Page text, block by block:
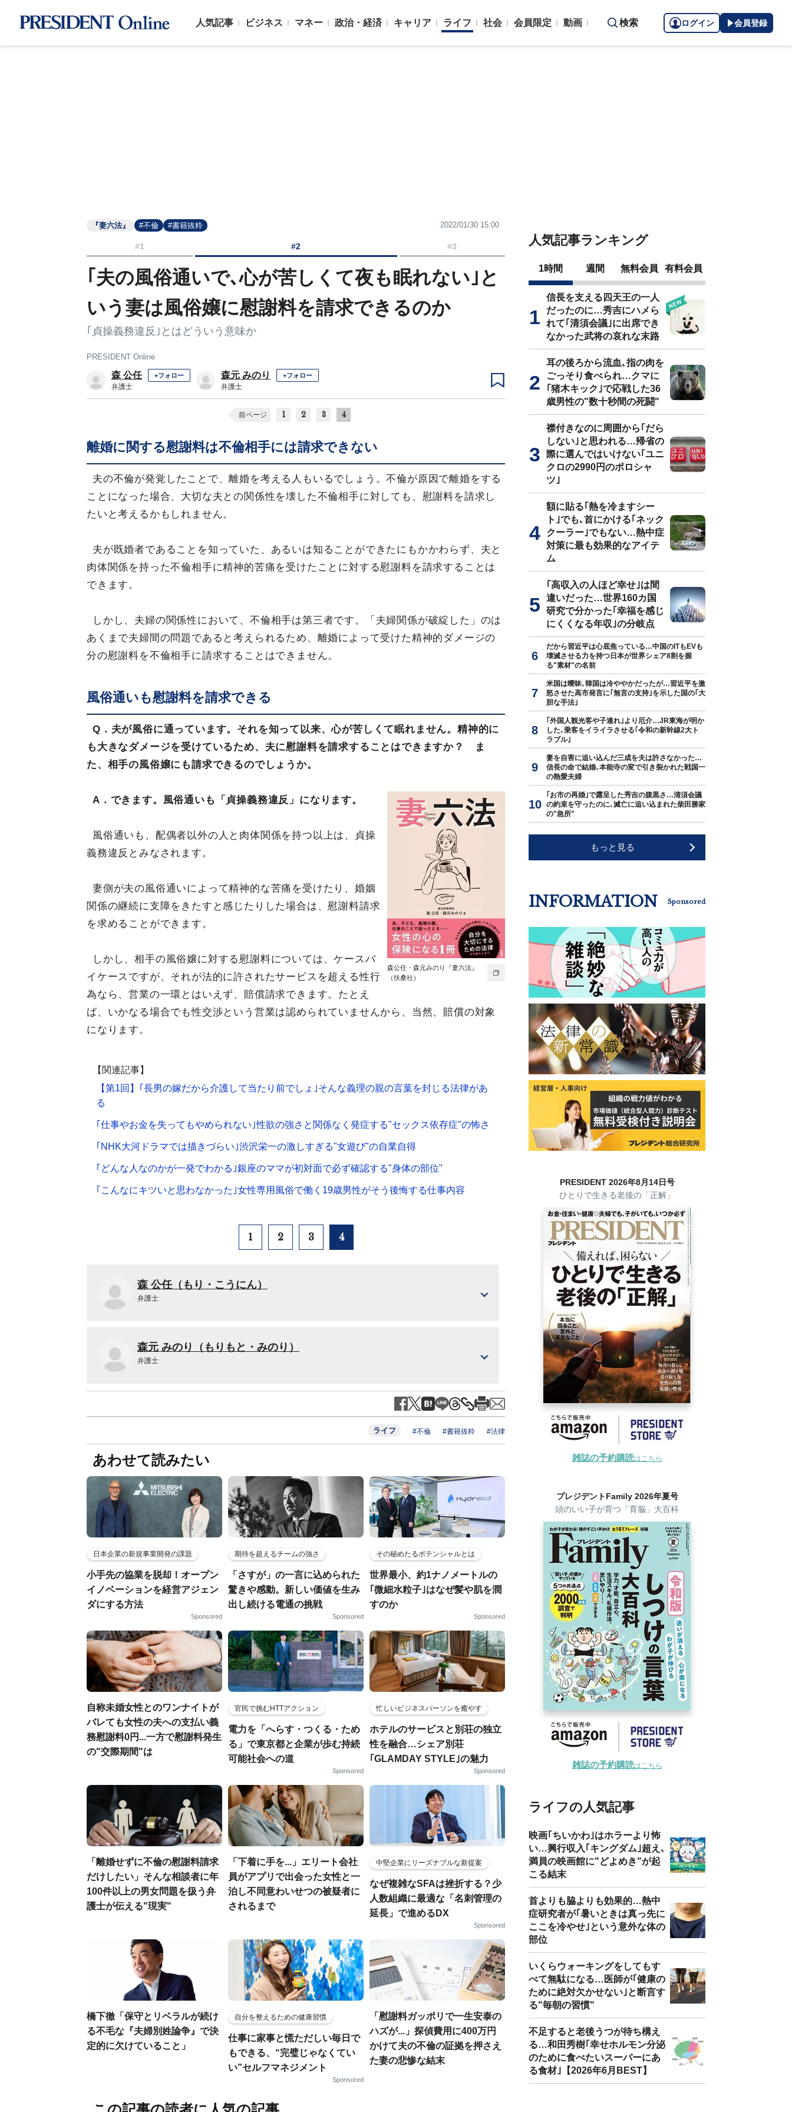
人気記事 ビジネス マネー 政治・経済 キャリア ライフ 社会 会員限定 動画 検索 ログイン 会員登録
『妻六法』 #不倫 #書籍抜粋 2022/01/30 15:00
#1 #2 #3
｢夫の風俗通いで､心が苦しくて夜も眠れない｣と
いう妻は風俗嬢に慰謝料を請求できるのか
｢貞操義務違反｣とはどういう意味か
PRESIDENT Online
森 公任 +フォロー
弁護士
森元 みのり +フォロー
弁護士
前ページ 1 2 3 4
離婚に関する慰謝料は不倫相手には請求できない
夫の不倫が発覚したことで、離婚を考える人もいるでしょう。不倫が原因で離婚をする
ことになった場合、大切な夫との関係性を壊した不倫相手に対しても、慰謝料を請求し
たいと考えるかもしれません。
夫が既婚者であることを知っていた、あるいは知ることができたにもかかわらず、夫と
肉体関係を持った不倫相手に精神的苦痛を受けたことに対する慰謝料を請求することは
できます。
しかし、夫婦の関係性において、不倫相手は第三者です。「夫婦関係が破綻した」のは
あくまで夫婦間の問題であると考えられるため、離婚によって受けた精神的ダメージの
分の慰謝料を不倫相手に請求することはできません。
風俗通いも慰謝料を請求できる
Q．夫が風俗に通っています。それを知って以来、心が苦しくて眠れません。精神的に
も大きなダメージを受けているため、夫に慰謝料を請求することはできますか？ ま
た、相手の風俗嬢にも請求できるのでしょうか。
森公任・森元みのり『妻六法』
（扶桑社）
A．できます。風俗通いも「貞操義務違反」になります。
風俗通いも、配偶者以外の人と肉体関係を持つ以上は、貞操
義務違反とみなされます。
妻側が夫の風俗通いによって精神的な苦痛を受けたり、婚姻
関係の継続に支障をきたすと感じたりした場合は、慰謝料請求
を求めることができます。
しかし、相手の風俗嬢に対する慰謝料については、ケースバ
イケースですが、それが法的に許されたサービスを超える性行
為なら、営業の一環とはいえず、賠償請求できます。たとえ
ば、いかなる場合でも性交渉という営業は認められていませんから、当然、賠償の対象
になります。
【関連記事】
【第1回】｢長男の嫁だから介護して当たり前でしょ｣そんな義理の親の言葉を封じる法律があ
る
｢仕事やお金を失ってもやめられない｣性欲の強さと関係なく発症する"セックス依存症"の怖さ
｢NHK大河ドラマでは描きづらい｣渋沢栄一の激しすぎる"女遊び"の自業自得
｢どんな人なのかが一発でわかる｣銀座のママが初対面で必ず確認する"身体の部位"
｢こんなにキツいと思わなかった｣女性専用風俗で働く19歳男性がそう後悔する仕事内容
1 2 3 4
森 公任（もり・こうにん）
弁護士
森元 みのり（もりもと・みのり）
弁護士
ライフ #不倫 #書籍抜粋 #法律
あわせて読みたい
日本企業の新規事業開発の課題
小手先の協業を脱却！オープン
イノベーションを経営アジェン
ダにする方法
Sponsored
期待を超えるチームの強さ
「さすが」の一言に込められた
驚きや感動。新しい価値を生み
出し続ける電通の挑戦
Sponsored
その秘めたるポテンシャルとは
世界最小、約1ナノメートルの
｢微細水粒子｣はなぜ髪や肌を潤
すのか
Sponsored
自称未婚女性とのワンナイトが
バレても女性の夫への支払い義
務慰謝料0円...一方で慰謝料発生
の"交際期間"は
官民で挑むHTTアクション
電力を「へらす・つくる・ため
る」で東京都と企業が歩む持続
可能社会への道
Sponsored
忙しいビジネスパーソンを癒やす
ホテルのサービスと別荘の独立
性を融合…シェア別荘
｢GLAMDAY STYLE｣の魅力
Sponsored
「離婚せずに不倫の慰謝料請求
だけしたい」そんな相談者に年
100件以上の男女問題を扱う弁
護士が伝える"現実"
「下着に手を...」エリート会社
員がアプリで出会った女性と一
泊し不同意わいせつの被疑者に
されるまで
中堅企業にリーズナブルな新提案
なぜ複雑なSFAは挫折する？少
人数組織に最適な「名刺管理の
延長」で進めるDX
Sponsored
橋下徹「保守とリベラルが続け
る不毛な『夫婦別姓論争』で決
定的に欠けていること」
自分を整えるための健康習慣
仕事に家事と慌ただしい毎日で
もできる、“完璧じゃなくてい
い”セルフマネジメント
Sponsored
「慰謝料ガッポリで一生安泰の
ハズが...」探偵費用に400万円
かけて夫の不倫の証拠を押さえ
た妻の悲惨な結末
人気記事ランキング
1時間 週間 無料会員 有料会員
信長を支える四天王の一人
だったのに…秀吉にハメら
れて｢清須会議｣に出席でき
なかった武将の哀れな末路
耳の後ろから流血､指の肉を
ごっそり食べられ…クマに
｢猪木キック｣で応戦した36
歳男性の"数十秒間の死闘"
襟付きなのに周囲から｢だら
しない｣と思われる…帰省の
際に選んではいけない｢ユニ
クロの2990円のポロシャ
ツ｣
額に貼る｢熱を冷ますシー
ト｣でも､首にかける｢ネック
クーラー｣でもない…熱中症
対策に最も効果的なアイテ
ム
｢高収入の人ほど幸せ｣は間
違いだった…世界160カ国
研究で分かった｢幸福を感じ
にくくなる年収｣の分岐点
だから習近平は心底焦っている…中国のITもEVも
壊滅させる力を持つ日本が世界シェア8割を握
る"素材"の名前
米国は曖昧､韓国は冷ややかだったが…習近平を激
怒させた高市発言に｢無言の支持｣を示した国の｢大
胆な手法｣
｢外国人観光客や子連れ｣より厄介…JR東海が明か
した､乗客をイライラさせる｢令和の新幹線2大ト
ラブル｣
妻を自害に追い込んだ三成を夫は許さなかった…
信長の命で結婚､本能寺の変で引き裂かれた戦国一
の熱愛夫婦
｢お市の再婚｣で露呈した秀吉の腹黒さ…清須会議
の約束を守ったのに､滅亡に追い込まれた柴田勝家
の"急所"
もっと見る
INFORMATION Sponsored
PRESIDENT 2026年8月14日号
ひとりで生きる老後の「正解」
雑誌の予約購読はこちら
プレジデントFamily 2026年夏号
頭のいい子が育つ「育脳」大百科
雑誌の予約購読はこちら
ライフの人気記事
映画｢ちいかわ｣はホラーより怖
い…興行収入｢キングダム｣超え､
満員の映画館に"どよめき"が起
こる結末
首よりも脇よりも効果的…熱中
症研究者が｢暑いときは真っ先に
ここを冷やせ｣という意外な体の
部位
いくらウォーキングをしてもす
べて無駄になる…医師が｢健康の
ために絶対欠かせない｣と断言す
る"毎朝の習慣"
不足すると老後うつが待ち構え
る…和田秀樹｢幸せホルモン分泌
のために食べたいスーパーにあ
る食材｣【2026年6月BEST】